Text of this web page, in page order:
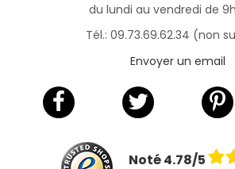
du lundi au vendredi de
Tél.: 09.73.69.62.34 (non
Envoyer un email
Noté 4.78/5